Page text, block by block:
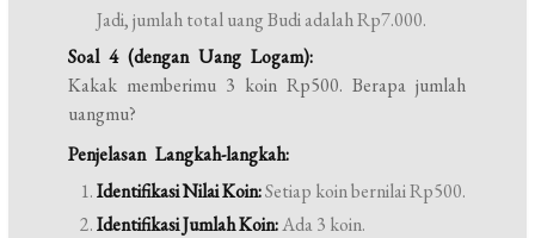
Jadi, jumlah total uang Budi adalah Rp7.000.
Soal 4 (dengan Uang Logam):
Kakak memberimu 3 koin Rp500. Berapa jumlah
uangmu?
Penjelasan Langkah-langkah:
Identifikasi Nilai Koin:Setiap koin bernilai Rp500.
Identifikasi Jumlah Koin:Ada 3 koin.